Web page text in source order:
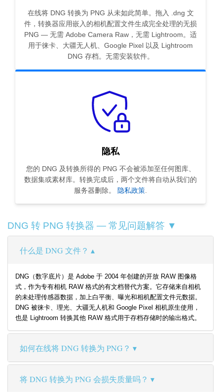
在线将 DNG 转换为 PNG 从未如此简单。拖入 .dng 文
件，转换器应用嵌入的相机配置文件生成完全处理的无损
PNG — 无需 Adobe Camera Raw，无需 Lightroom。适
用于徕卡、大疆无人机、Google Pixel 以及 Lightroom
DNG 存档。无需安装软件。
隐私
您的 DNG 及转换所得的 PNG 不会被添加至任何图库、
数据集或素材库。转换完成后，两个文件将自动从我们的
服务器删除。
隐私政策.
DNG 转 PNG 转换器 — 常见问题解答 ▼
什么是 DNG 文件？
DNG（数字底片）是 Adobe 于 2004 年创建的开放 RAW 图像格
式，作为专有相机 RAW 格式的有文档替代方案。它存储来自相机
的未处理传感器数据，加上白平衡、曝光和相机配置文件元数据。
DNG 被徕卡、理光、大疆无人机和 Google Pixel 相机原生使用，
也是 Lightroom 转换其他 RAW 格式用于存档存储时的输出格式。
如何在线将 DNG 转换为 PNG？
将 DNG 转换为 PNG 会损失质量吗？